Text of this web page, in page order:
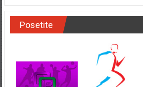
Posetite